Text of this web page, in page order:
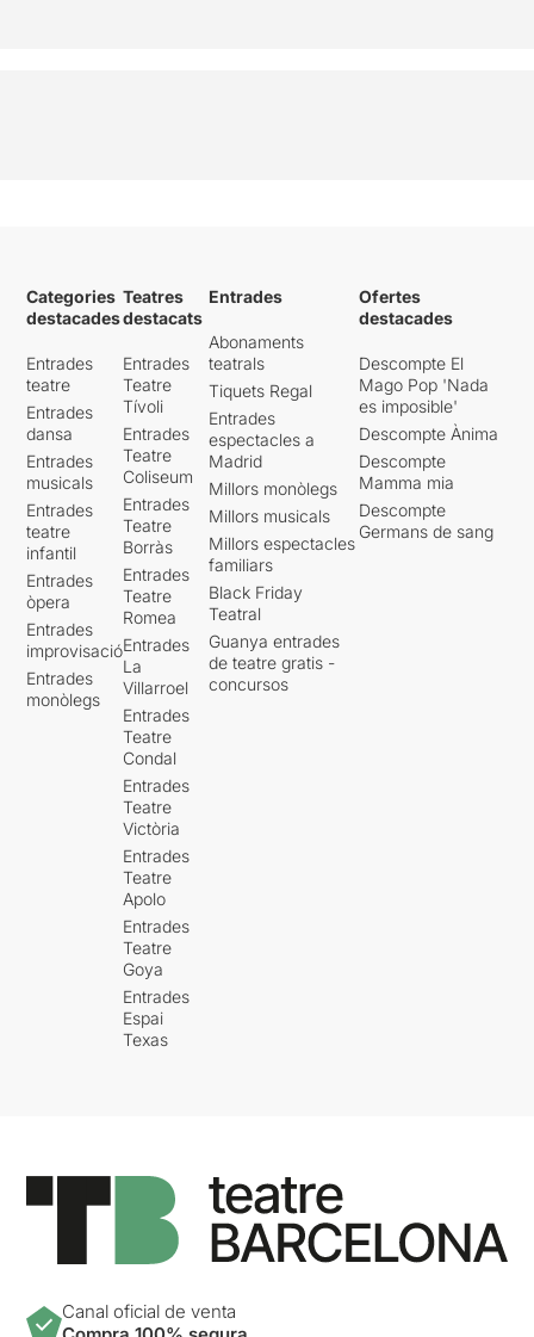
Categories
destacades
Entrades
teatre
Entrades
dansa
Entrades
musicals
Entrades
teatre
infantil
Entrades
òpera
Entrades
improvisació
Entrades
monòlegs
Teatres
destacats
Entrades
Teatre
Tívoli
Entrades
Teatre
Coliseum
Entrades
Teatre
Borràs
Entrades
Teatre
Romea
Entrades
La
Villarroel
Entrades
Teatre
Condal
Entrades
Teatre
Victòria
Entrades
Teatre
Apolo
Entrades
Teatre
Goya
Entrades
Espai
Texas
Entrades
Abonaments
teatrals
Tiquets Regal
Entrades
espectacles a
Madrid
Millors monòlegs
Millors musicals
Millors espectacles
familiars
Black Friday
Teatral
Guanya entrades
de teatre gratis -
concursos
Ofertes
destacades
Descompte El
Mago Pop 'Nada
es imposible'
Descompte Ànima
Descompte
Mamma mia
Descompte
Germans de sang
Canal oficial de venta